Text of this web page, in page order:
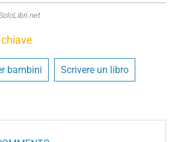
bambini Scrivere un libro